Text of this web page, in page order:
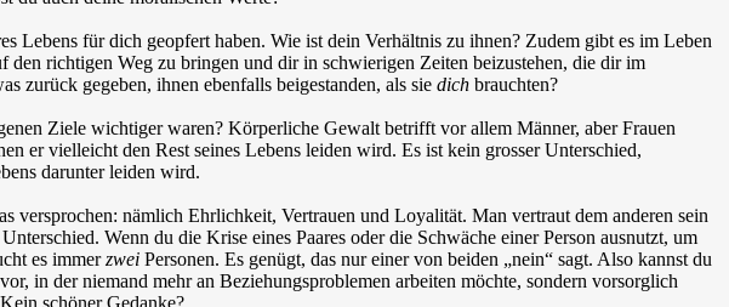
Lebens für dich geopfert haben. Wie ist dein Verhältnis zu ihnen? Zudem gibt es im Leben
den richtigen Weg zu bringen und dir in schwierigen Zeiten beizustehen, die dir im
zurück gegeben, ihnen ebenfalls beigestanden, als sie dich brauchten?
Ziele wichtiger waren? Körperliche Gewalt betrifft vor allem Männer, aber Frauen
er vielleicht den Rest seines Lebens leiden wird. Es ist kein grosser Unterschied,
darunter leiden wird.
versprochen: nämlich Ehrlichkeit, Vertrauen und Loyalität. Man vertraut dem anderen sein
Wenn du die Krise eines Paares oder die Schwäche einer Person ausnutzt, um
es immerzwei Personen. Es genügt, das nur einer von beiden „nein“ sagt. Also kannst du
in der niemand mehr an Beziehungsproblemen arbeiten möchte, sondern vorsorglich
schöner Gedanke?